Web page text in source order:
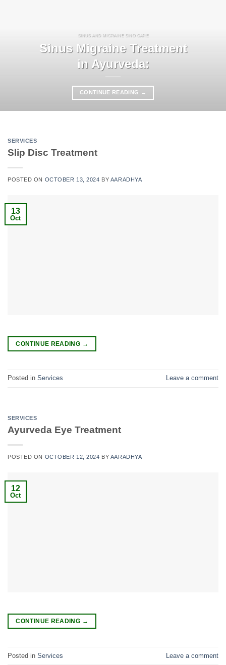
SINUS AND MIGRAINE SINO CARE
Sinus Migraine Treatment
in Ayurveda:
CONTINUE READING →
SERVICES
Slip Disc Treatment
POSTED ON OCTOBER 13, 2024 BY AARADHYA
13
Oct
CONTINUE READING →
Posted in Services Leave a comment
SERVICES
Ayurveda Eye Treatment
POSTED ON OCTOBER 12, 2024 BY AARADHYA
12
Oct
CONTINUE READING →
Posted in Services Leave a comment